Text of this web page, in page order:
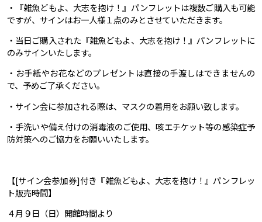
・『雑魚どもよ、大志を抱け！』パンフレットは複数ご購入も可能
ですが、サインはお一人様１点のみとさせていただきます。
・当日ご購入された『雑魚どもよ、大志を抱け！』パンフレットに
のみサインいたします。
・お手紙やお花などのプレゼントは直接の手渡しはできませんの
で、予めご了承ください。
・サイン会に参加される際は、マスクの着用をお願い致します。
・手洗いや備え付けの消毒液のご使用、咳エチケット等の感染症予
防対策へのご協力をお願いいたします。
【[サイン会参加券]付き『雑魚どもよ、大志を抱け！』パンフレッ
ト販売時間】
４月９日（日）開館時間より